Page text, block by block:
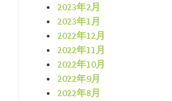
2023年2月
2023年1月
2022年12月
2022年11月
2022年10月
2022年9月
2022年8月